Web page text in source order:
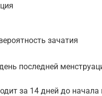
зачатия
последней
за 14 дней до